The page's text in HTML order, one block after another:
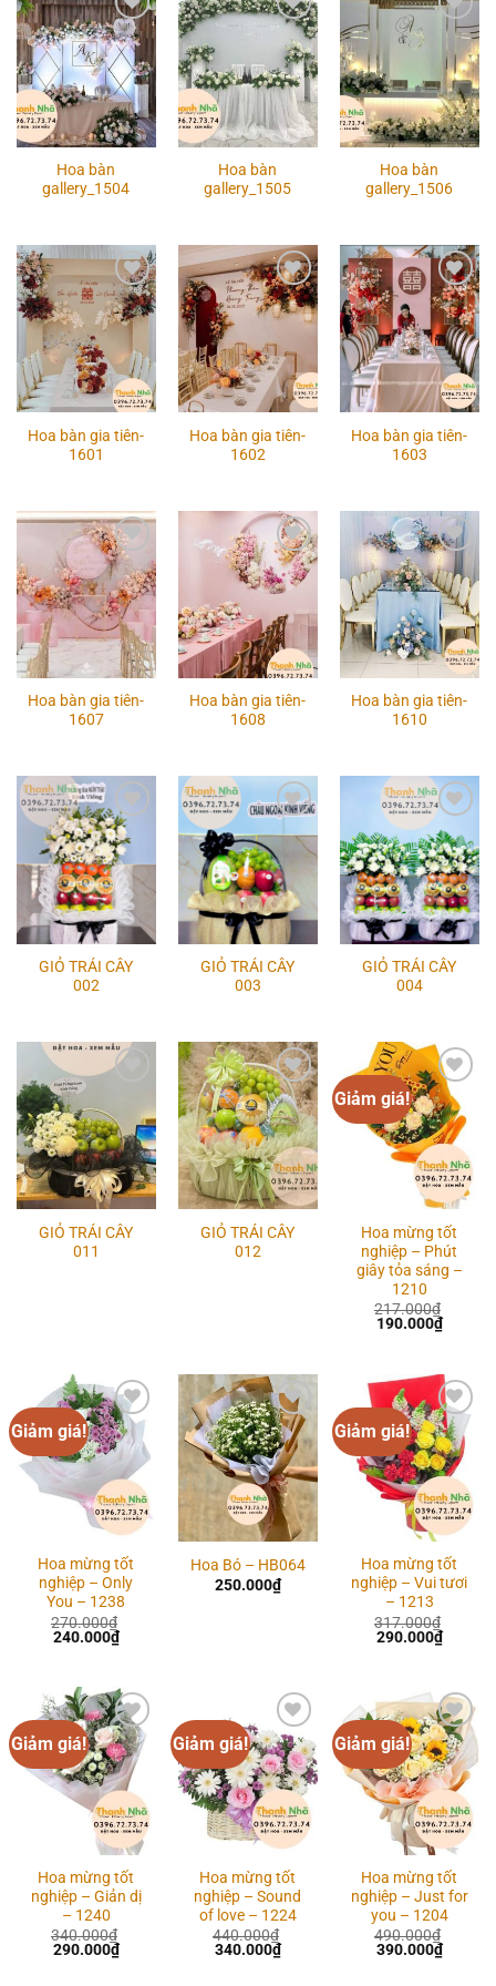
Add to
wishlist
Hoa bàn
gallery_1504
Add to
wishlist
Hoa bàn
gallery_1505
Add to
wishlist
Hoa bàn
gallery_1506
Add to
wishlist
Hoa bàn gia tiên-
1601
Add to
wishlist
Hoa bàn gia tiên-
1602
Add to
wishlist
Hoa bàn gia tiên-
1603
Add to
wishlist
Hoa bàn gia tiên-
1607
Add to
wishlist
Hoa bàn gia tiên-
1608
Add to
wishlist
Hoa bàn gia tiên-
1610
Add to
wishlist
GIỎ TRÁI CÂY
002
Add to
wishlist
GIỎ TRÁI CÂY
003
Add to
wishlist
GIỎ TRÁI CÂY
004
wishlist
GIỎ TRÁI CÂY
011
Add to
wishlist
GIỎ TRÁI CÂY
012
Giảm giá!
Add to
wishlist
Hoa mừng tốt
nghiệp – Phút
giây tỏa sáng –
1210
217.000₫
Giá
190.000₫Giá
hiện
Giảm giá!
Add to
wishlist
Hoa mừng tốt
nghiệp – Only
You – 1238
270.000₫
Giá
240.000₫Giá
hiện
240.000₫.
Add to
wishlist
Hoa Bó – HB064
250.000₫
Giảm giá!
Add to
wishlist
Hoa mừng tốt
nghiệp – Vui tươi
– 1213
317.000₫
Giá
290.000₫Giá
hiện
Giảm giá!
Add to
wishlist
Hoa mừng tốt
nghiệp – Giản dị
– 1240
340.000₫
Giá
290.000₫Giá
hiện
Giảm giá!
Add to
wishlist
Hoa mừng tốt
nghiệp – Sound
of love – 1224
440.000₫
Giá
340.000₫Giá
hiện
Giảm giá!
Add to
wishlist
Hoa mừng tốt
nghiệp – Just for
you – 1204
490.000₫
Giá
390.000₫Giá
hiện